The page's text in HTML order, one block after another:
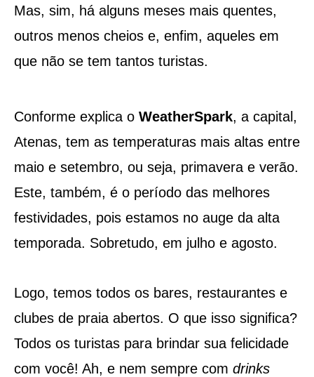
Mas, sim, há alguns meses mais quentes,
outros menos cheios e, enfim, aqueles em
que não se tem tantos turistas.
Conforme explica o WeatherSpark, a capital,
Atenas, tem as temperaturas mais altas entre
maio e setembro, ou seja, primavera e verão.
Este, também, é o período das melhores
festividades, pois estamos no auge da alta
temporada. Sobretudo, em julho e agosto.
Logo, temos todos os bares, restaurantes e
clubes de praia abertos. O que isso significa?
Todos os turistas para brindar sua felicidade
com você! Ah, e nem sempre com drinks